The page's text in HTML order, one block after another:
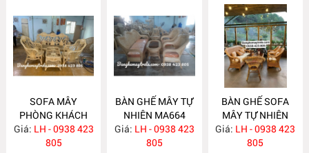
SOFA MÂY
PHÒNG KHÁCH
MA665
Giá: LH - 0938 423
805
BÀN GHẾ MÂY TỰ
NHIÊN MA664
Giá: LH - 0938 423
805
BÀN GHẾ SOFA
MÂY TỰ NHIÊN
MA663
Giá: LH - 0938 423
805